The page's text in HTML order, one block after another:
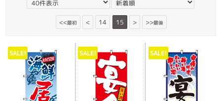
<<最初 < 14 15 > >>最後
SALE! SALE! SALE!